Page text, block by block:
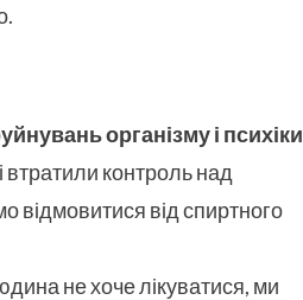
організму і психіки
втратили контроль над
відмовитися від спиртного
не хоче лікуватися, ми